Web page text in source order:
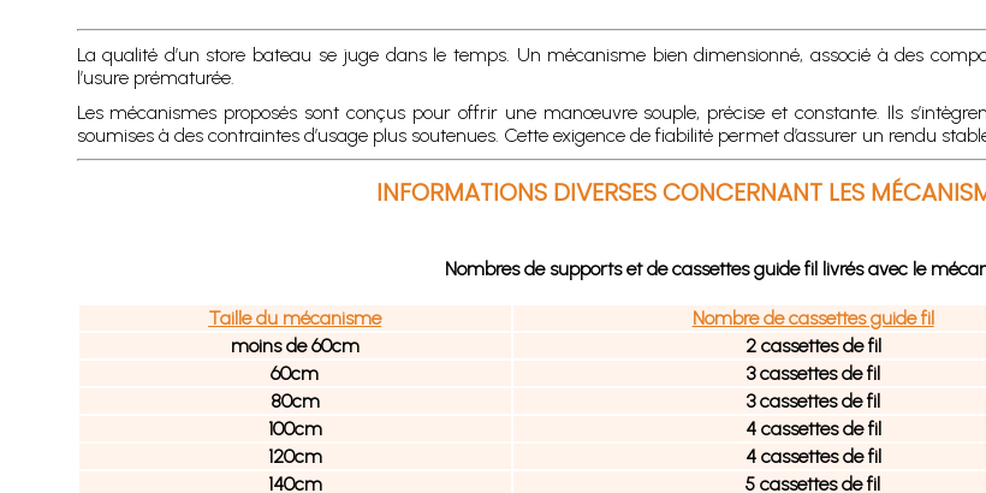
La qualité d’un store bateau se juge dans le temps. Un mécanisme bien dimensionné, associé à des
l’usure prématurée.
Les mécanismes proposés sont conçus pour offrir une manœuvre souple, précise et constante. Ils
soumises à des contraintes d’usage plus soutenues. Cette exigence de fiabilité permet d’assurer un rendu
INFORMATIONS DIVERSES CONCERNANT LES
Nombres de supports et de cassettes guide fil livrés avec le
Taille du mécanisme Nombre de cassettes guide fil
moins de 60cm
2 cassettes de fil
60cm
3 cassettes de fil
80cm
3 cassettes de fil
100cm
4 cassettes de fil
120cm
4 cassettes de fil
140cm
5 cassettes de fil